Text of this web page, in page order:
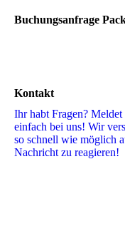
Buchungsanfrage
Kontakt
Ihr habt Fragen? Meldet
einfach bei uns! Wir
so schnell wie möglich
Nachricht zu reagieren!